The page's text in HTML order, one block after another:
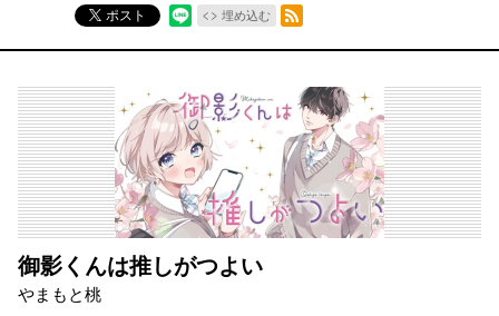
ポスト
埋め込む
RSSフィード
御影くんは推しがつよい
やまもと桃